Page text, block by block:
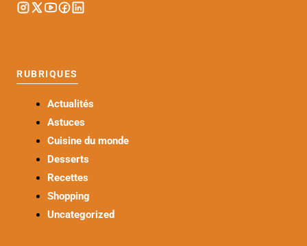
RUBRIQUES
Actualités
Astuces
Cuisine du monde
Desserts
Recettes
Shopping
Uncategorized